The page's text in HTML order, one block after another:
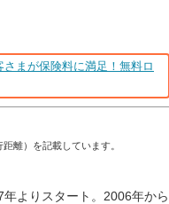
まが保険料に満足！無料ロ
離）を記載しています。
よりスタート。2006年から